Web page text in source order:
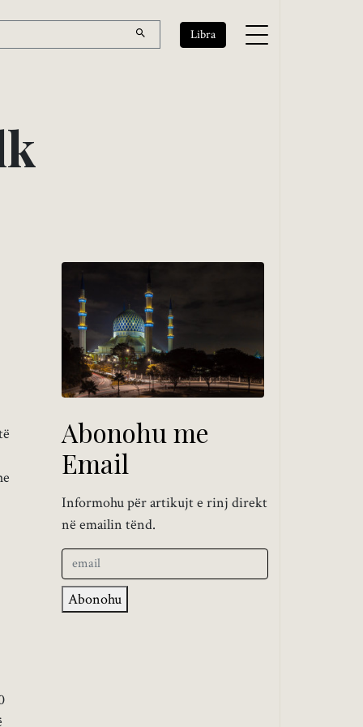
Libra
k
Abonohu me
Email
Informohu për artikujt e rinj direkt
në emailin tënd.
Abonohu